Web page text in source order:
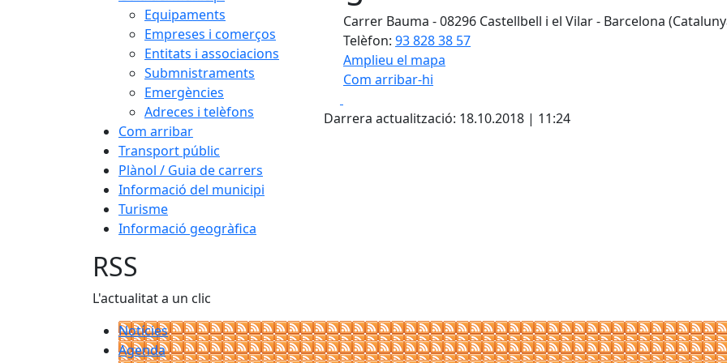
Equipaments
Empreses i comerços
Entitats i associacions
Submnistraments
Emergències
Adreces i telèfons
Com arribar
Transport públic
Plànol / Guia de carrers
Informació del municipi
Turisme
Informació geogràfica
Carrer Bauma - 08296 Castellbell i el Vilar - Barcelona
Telèfon: 93 828 38 57
Amplieu el mapa
Com arribar-hi
+
Darrera actualització: 18.10.2018 | 11:24
RSS
L'actualitat a un clic
Notícies
Agenda